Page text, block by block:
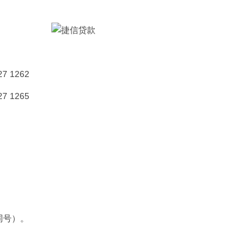
1262
1265
）。